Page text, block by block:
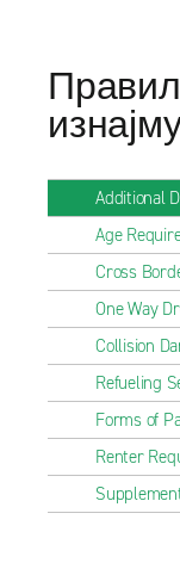
Additional
Age
Cross
One Way
Collision
Refueling
Forms of
Renter